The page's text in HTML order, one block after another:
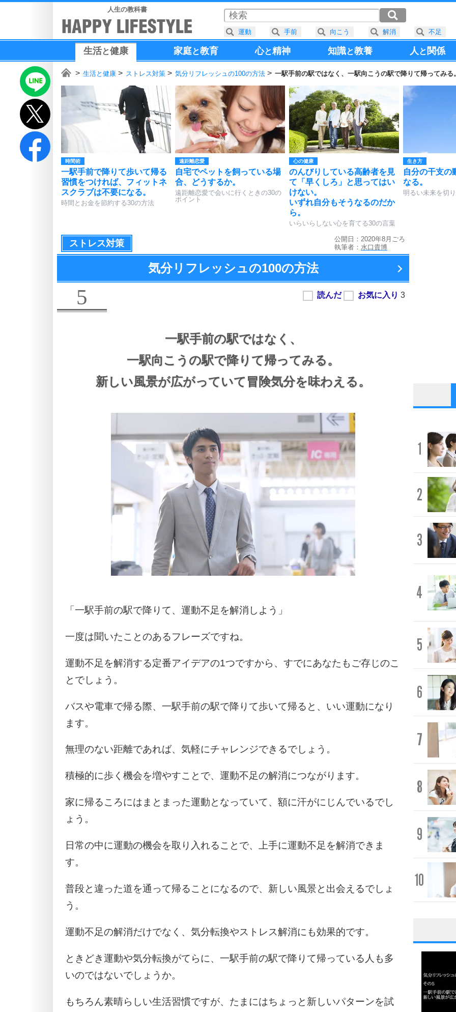
人生の教科書
生活と健康 家庭と教育 心と精神 知識と教養 人と 関係
生活と健康 ストレス対策 気分リフレッシュの100の方法 一駅手前の駅ではなく、一駅向こうの駅で降りて帰ってみ
時間術
一駅手前で降りて歩いて帰る
習慣をつければ、フィットネ
スクラブは不要になる。
時間とお金を節約する30の方法
遠距離恋愛
自宅でペットを飼っている場
合、どうするか。
遠距離恋愛で会いに行くときの30の
ポイント
心の健康
のんびりしている高齢者を見
て「早くしろ」と思ってはい
けない。
いずれ自分もそうなるのだか
ら。
いらいらしない心を育てる30の言葉
生き方
自分の干支の
なる。
明るい未来を切
ストレス対策
公開日：2020年8月ごろ
執筆者： 水口貴博
気分リフレッシュの100の方法
5
一駅手前の駅ではなく、
一駅向こうの駅で降りて帰ってみる。
新しい風景が広がっていて冒険気分を味わえる。
「一駅手前の駅で降りて、運動不足を解消しよう」
一度は聞いたことのあるフレーズですね。
運動不足を解消する定番アイデアの1つですから、すでにあなたもご存じのこ
とでしょう。
バスや電車で帰る際、一駅手前の駅で降りて歩いて帰ると、いい運動になり
ます。
無理のない距離であれば、気軽にチャレンジできるでしょう。
積極的に歩く機会を増やすことで、運動不足の解消につながります。
家に帰るころにはまとまった運動となっていて、額に汗がにじんでいるでし
ょう。
日常の中に運動の機会を取り入れることで、上手に運動不足を解消できま
す。
普段と違った道を通って帰ることになるので、新しい風景と出会えるでしょ
う。
運動不足の解消だけでなく、気分転換やストレス解消にも効果的です。
ときどき運動や気分転換がてらに、一駅手前の駅で降りて帰っている人も多
いのではないでしょうか。
もちろん素晴らしい生活習慣ですが、たまにはちょっと新しいパターンを試
1
2
3
4
5
6
7
8
9
10
1
運動 手前 向こう 解消 不足